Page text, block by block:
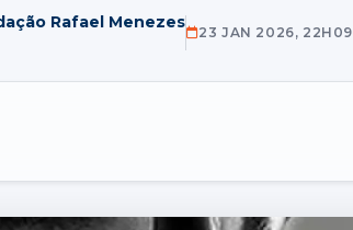
Rafael Menezes
23 JAN 2026, 22H09